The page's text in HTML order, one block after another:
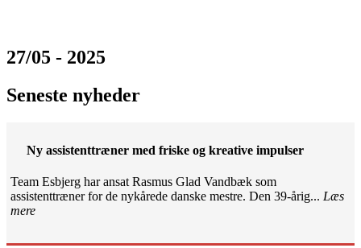
27/05 - 2025
Seneste nyheder
Ny assistenttræner med friske og kreative impulser
Team Esbjerg har ansat Rasmus Glad Vandbæk som
assistenttræner for de nykårede danske mestre. Den 39-årig... Læs
mere